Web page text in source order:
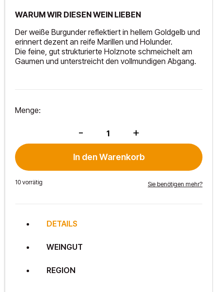
WARUM WIR DIESEN WEIN LIEBEN
Der weiße Burgunder reflektiert in hellem Goldgelb und
erinnert dezent an reife Marillen und Holunder.
Die feine, gut strukturierte Holznote schmeichelt am
Gaumen und unterstreicht den vollmundigen Abgang.
Menge:
-
Prinz
2023
+
In den Warenkorb
10 vorrätig Sie benötigen mehr?
DETAILS
WEINGUT
REGION